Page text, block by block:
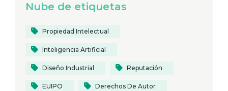
Nube de etiquetas
Propiedad Intelectual
Inteligencia Artificial
Diseño Industrial Reputación
EUIPO Derechos De Autor